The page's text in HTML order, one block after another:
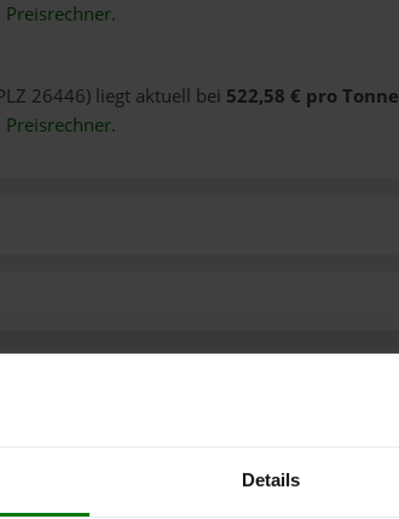
Details
Preisrechner.
26446) liegt aktuell bei 522,58 € pro Tonne
Preisrechner.